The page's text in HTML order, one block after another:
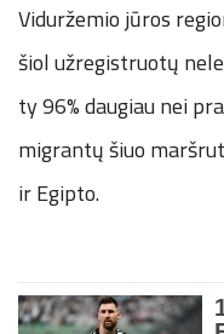
Viduržemio jūros
šiol užregistruotų
ty 96% daugiau nei
migrantų šiuo
ir Egipto.